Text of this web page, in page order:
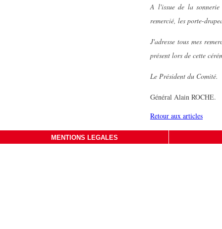
A l'issue de la
remercié, les porte-
J'adresse tous mes
présent lors de cette
Le Président du Comité.
Général Alain ROCHE.
Retour aux articles
MENTIONS LEGALES